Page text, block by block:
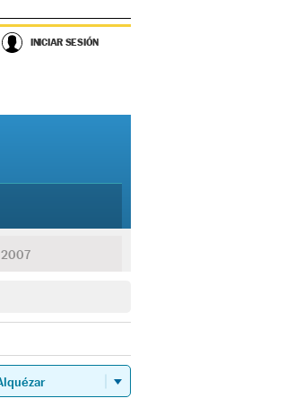
INICIAR SESIÓN
2007